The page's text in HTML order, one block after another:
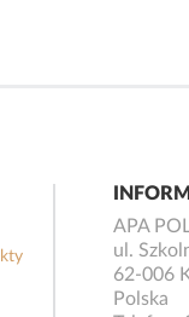
APA
ul.
62-006
Polska